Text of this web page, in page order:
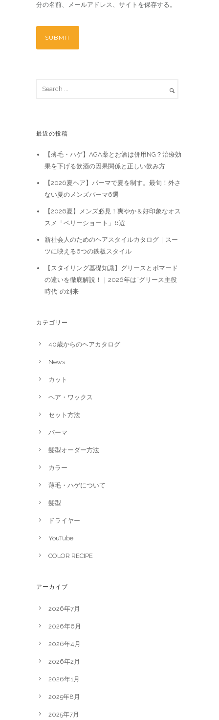
分の名前、メールアドレス、サイトを保存する。
最近の投稿
【薄毛・ハゲ】AGA薬とお酒は併用NG？治療効
果を下げる飲酒の因果関係と正しい飲み方
【2026夏ヘア】パーマで夏を制す。最旬！外さ
ない夏のメンズパーマ6選
【2026夏】メンズ必見！爽やか＆好印象なオス
スメ「ベリーショート」6選
新社会人のためのヘアスタイルカタログ｜スー
ツに映える6つの鉄板スタイル
【スタイリング基礎知識】グリースとポマード
の違いを徹底解説！｜2026年は“グリース主役
時代”の到来
カテゴリー
40歳からのヘアカタログ
News
カット
ヘア・ワックス
セット方法
パーマ
髪型オーダー方法
カラー
薄毛・ハゲについて
髪型
ドライヤー
YouTube
COLOR RECIPE
アーカイブ
2026年7月
2026年6月
2026年4月
2026年2月
2026年1月
2025年8月
2025年7月